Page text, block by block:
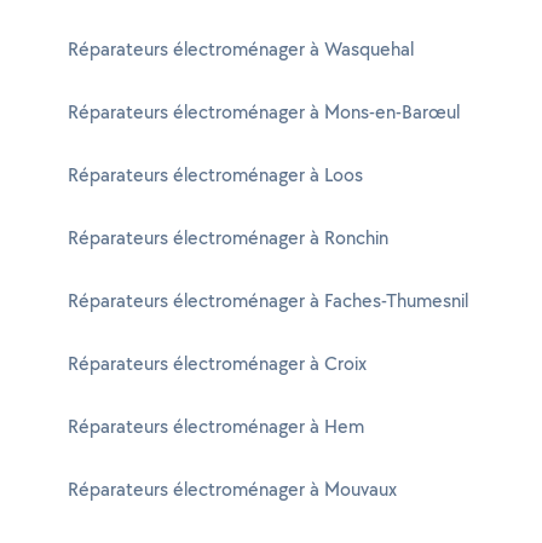
Réparateurs électroménager à Wasquehal
Réparateurs électroménager à Mons-en-Barœul
Réparateurs électroménager à Loos
Réparateurs électroménager à Ronchin
Réparateurs électroménager à Faches-Thumesnil
Réparateurs électroménager à Croix
Réparateurs électroménager à Hem
Réparateurs électroménager à Mouvaux